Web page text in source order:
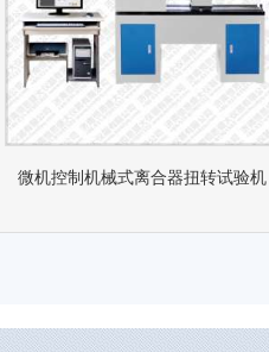
微机控制机械式离合器扭转试验机